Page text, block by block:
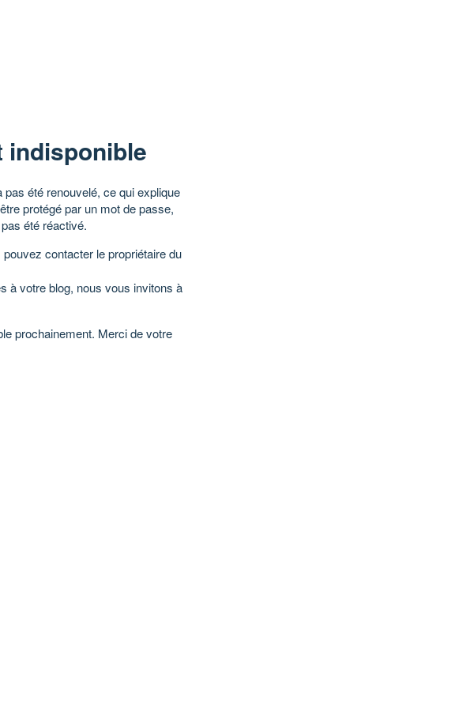
indisponible
pas été renouvelé, ce qui explique
protégé par un mot de passe,
été réactivé.
contacter le propriétaire du
à votre blog, nous vous invitons à
prochainement. Merci de votre